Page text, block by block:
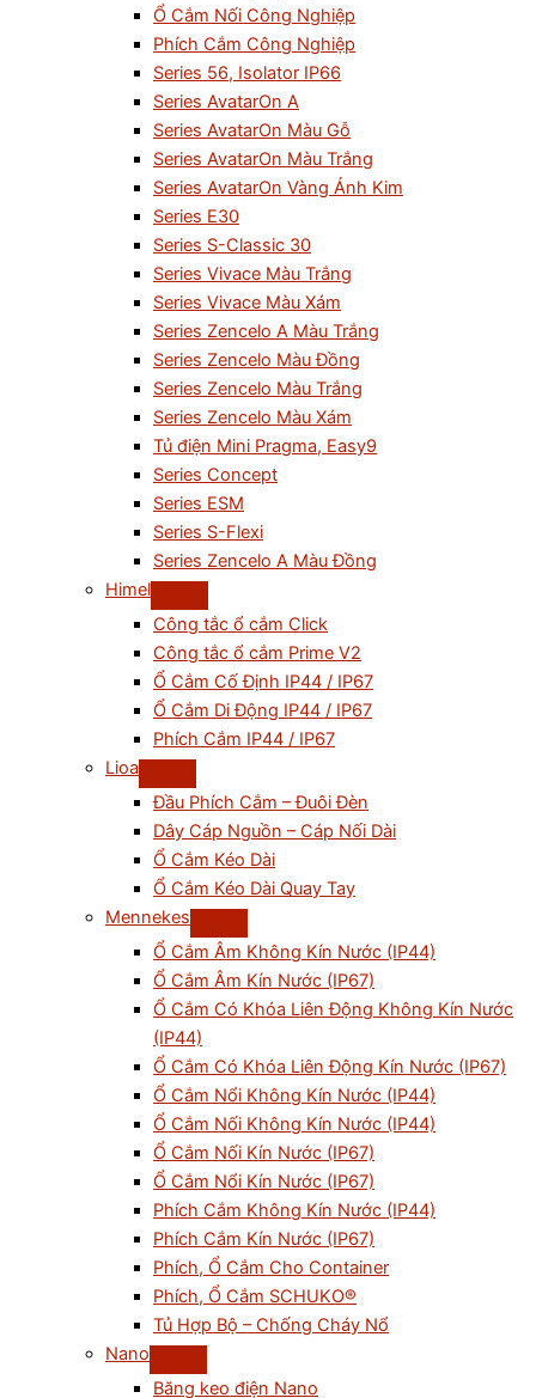
Ổ Cắm Nối Công Nghiệp
Phích Cắm Công Nghiệp
Series 56, Isolator IP66
Series AvatarOn A
Series AvatarOn Màu Gỗ
Series AvatarOn Màu Trắng
Series AvatarOn Vàng Ánh Kim
Series E30
Series S-Classic 30
Series Vivace Màu Trắng
Series Vivace Màu Xám
Series Zencelo A Màu Trắng
Series Zencelo Màu Đồng
Series Zencelo Màu Trắng
Series Zencelo Màu Xám
Tủ điện Mini Pragma, Easy9
Series Concept
Series ESM
Series S-Flexi
Series Zencelo A Màu Đồng
Himel
Công tắc ổ cắm Click
Công tắc ổ cắm Prime V2
Ổ Cắm Cố Định IP44 / IP67
Ổ Cắm Di Động IP44 / IP67
Phích Cắm IP44 / IP67
Lioa
Đầu Phích Cắm – Đuôi Đèn
Dây Cáp Nguồn – Cáp Nối Dài
Ổ Cắm Kéo Dài
Ổ Cắm Kéo Dài Quay Tay
Mennekes
Ổ Cắm Âm Không Kín Nước (IP44)
Ổ Cắm Âm Kín Nước (IP67)
Ổ Cắm Có Khóa Liên Động Không Kín Nước
(IP44)
Ổ Cắm Có Khóa Liên Động Kín Nước (IP67)
Ổ Cắm Nổi Không Kín Nước (IP44)
Ổ Cắm Nối Không Kín Nước (IP44)
Ổ Cắm Nối Kín Nước (IP67)
Ổ Cắm Nổi Kín Nước (IP67)
Phích Cắm Không Kín Nước (IP44)
Phích Cắm Kín Nước (IP67)
Phích, Ổ Cắm Cho Container
Phích, Ổ Cắm SCHUKO®
Tủ Hợp Bộ – Chống Cháy Nổ
Nano
Băng keo điện Nano